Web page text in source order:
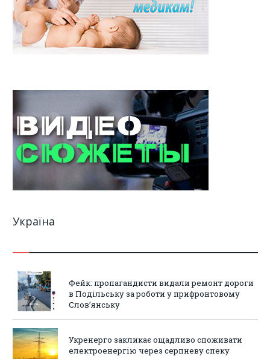
Україна
Фейк: пропагандисти видали ремонт дороги
в Подільську за роботи у прифронтовому
Слов’янську
Укренерго закликає ощадливо споживати
електроенергію через серпневу спеку